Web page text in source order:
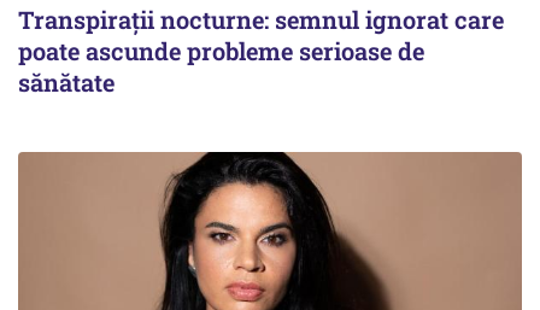
Transpirații nocturne: semnul ignorat care
poate ascunde probleme serioase de
sănătate